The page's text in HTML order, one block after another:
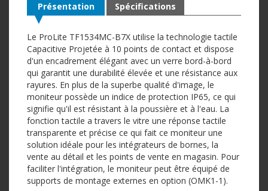
Présentation
Le ProLite TF1534MC-B7X utilise la technologie tactile
Capacitive Projetée à 10 points de contact et dispose
d'un encadrement élégant avec un verre bord-à-bord
qui garantit une durabilité élevée et une résistance aux
rayures. En plus de la superbe qualité d'image, le
moniteur possède un indice de protection IP65, ce qui
signifie qu'il est résistant à la poussière et à l'eau. La
fonction tactile a travers le vitre une réponse tactile
transparente et précise ce qui fait ce moniteur une
solution idéale pour les intégrateurs de bornes, la
vente au détail et les points de vente en magasin. Pour
faciliter l'intégration, le moniteur peut être équipé de
supports de montage externes en option (OMK1-1).
Spécifications